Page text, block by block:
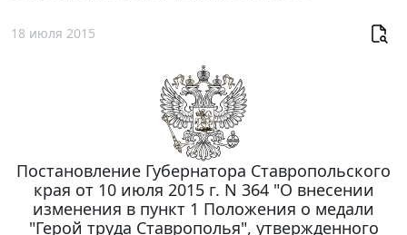
18 июля 2015
Постановление Губернатора Ставропольского
края от 10 июля 2015 г. N 364 "О внесении
изменения в пункт 1 Положения о медали
"Герой труда Ставрополья", утвержденного